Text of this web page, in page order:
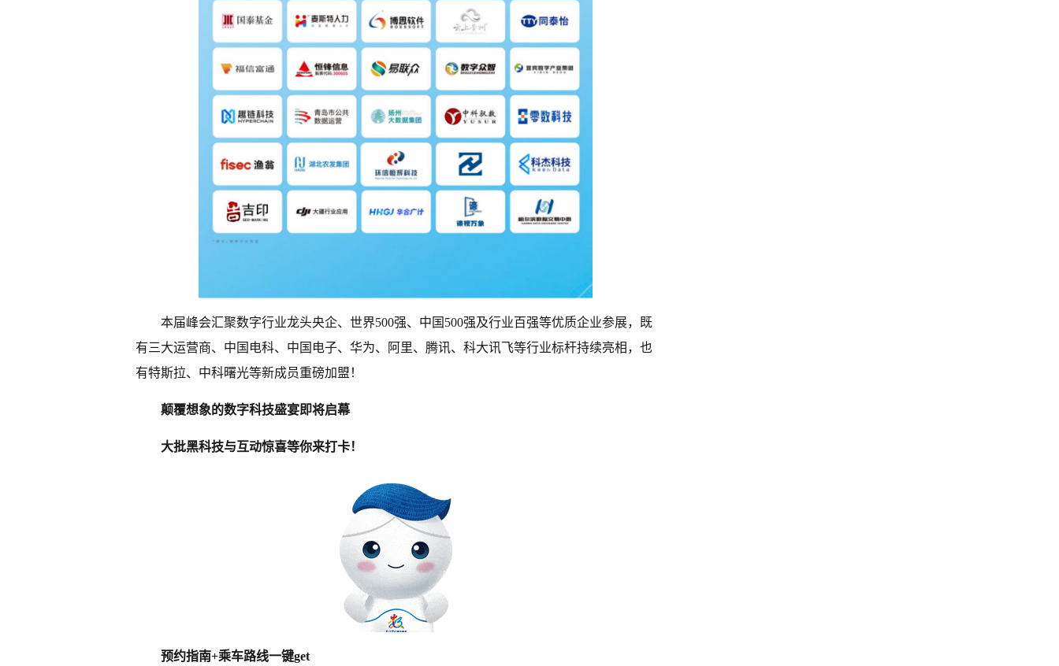
本届峰会汇聚数字行业龙头央企、世界500强、中国500强及行业百强等优质企业参展，既
有三大运营商、中国电科、中国电子、华为、阿里、腾讯、科大讯飞等行业标杆持续亮相，也
有特斯拉、中科曙光等新成员重磅加盟！
颠覆想象的数字科技盛宴即将启幕
大批黑科技与互动惊喜等你来打卡！
预约指南+乘车路线一键get